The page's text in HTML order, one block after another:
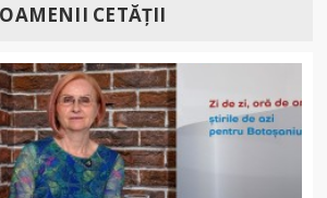
OAMENII CETĂȚII